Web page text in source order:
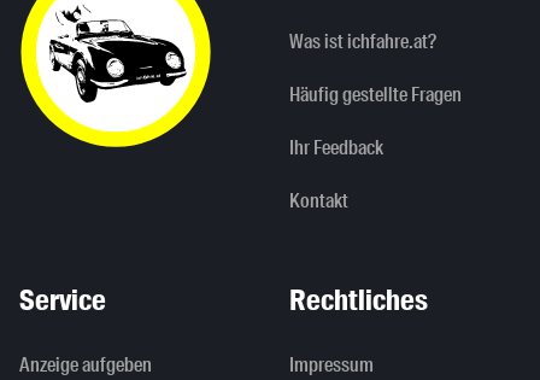
Was ist ichfahre.at?
Häufig gestellte Fragen
Ihr Feedback
Kontakt
Service
Anzeige aufgeben
Rechtliches
Impressum